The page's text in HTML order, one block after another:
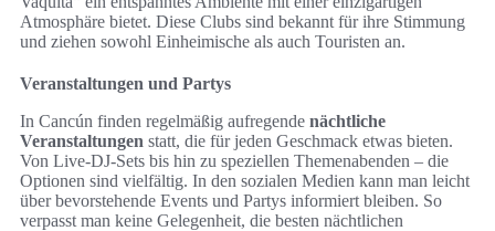
Atmosphäre bietet. Diese Clubs sind bekannt für ihre Stimmung
und ziehen sowohl Einheimische als auch Touristen an.
Veranstaltungen und Partys
In Cancún finden regelmäßig aufregende nächtliche
Veranstaltungen statt, die für jeden Geschmack etwas bieten.
Von Live-DJ-Sets bis hin zu speziellen Themenabenden – die
Optionen sind vielfältig. In den sozialen Medien kann man leicht
über bevorstehende Events und Partys informiert bleiben. So
verpasst man keine Gelegenheit, die besten nächtlichen